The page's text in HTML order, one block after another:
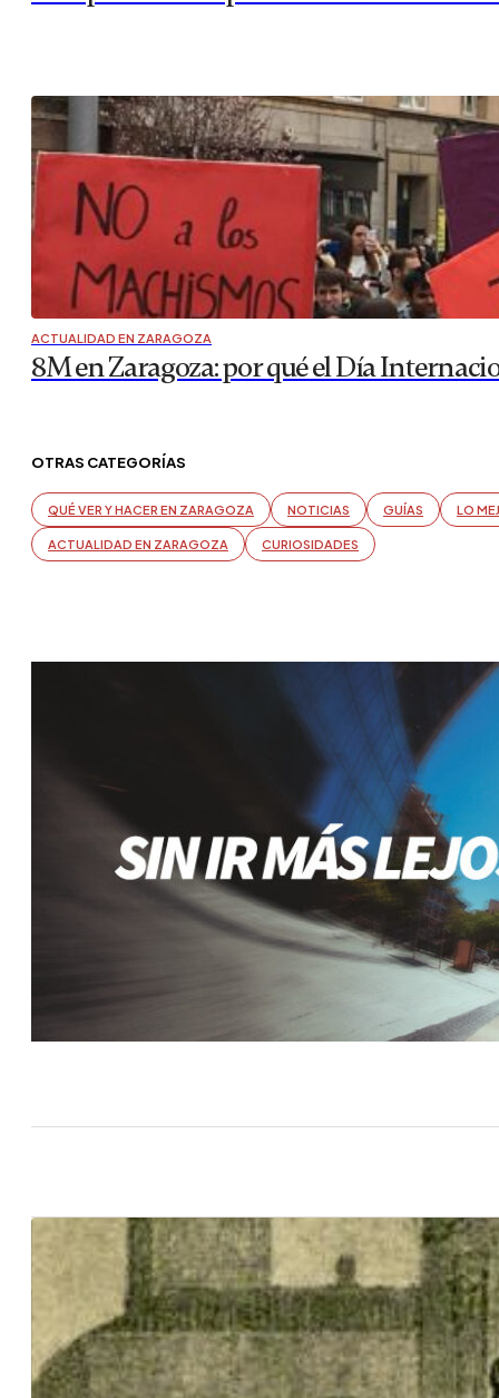
ACTUALIDAD EN ZARAGOZA
8M en Zaragoza: por qué el Día
OTRAS CATEGORÍAS
QUÉ VER Y HACER EN ZARAGOZA NOTICIAS GUÍAS LO
ACTUALIDAD EN ZARAGOZA CURIOSIDADES